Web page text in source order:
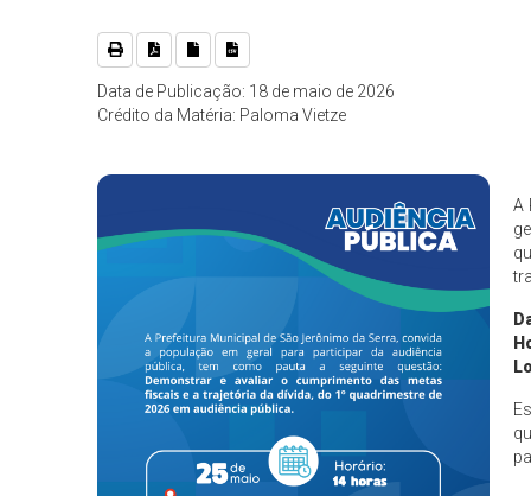
Data de Publicação: 18 de maio de 2026
Crédito da Matéria: Paloma Vietze
A